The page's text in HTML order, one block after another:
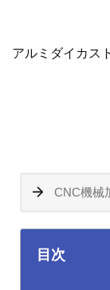
アルミダイカス
目次